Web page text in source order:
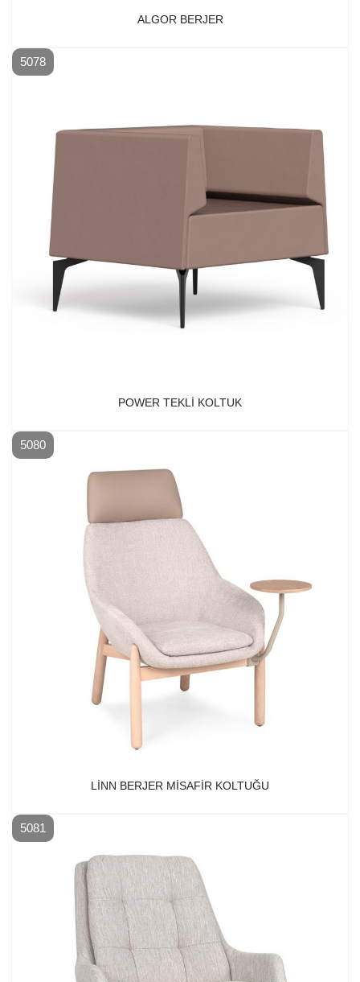
ALGOR BERJER
5078
POWER TEKLI KOLTUK
5080
LINN BERJER MISAFIR KOLTUĞU
5081